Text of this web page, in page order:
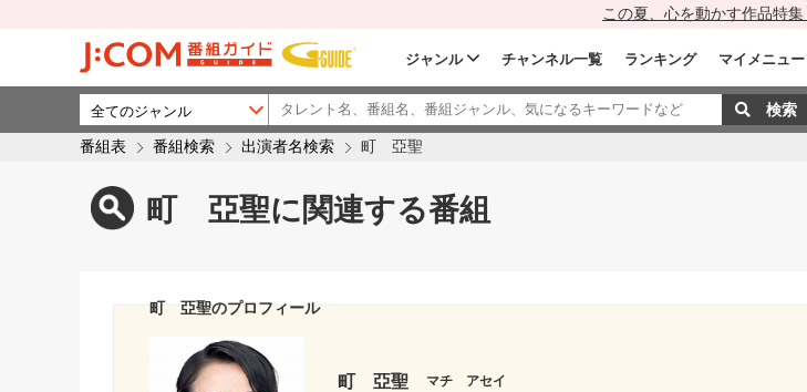
この夏、心を動かす作品特集
ジャンル チャンネル一覧 ランキング マイメニュー
番組表 番組検索 出演者名検索 町 亞聖
町 亞聖に関連する番組
町 亞聖のプロフィール
町 亞聖 マチ アセイ